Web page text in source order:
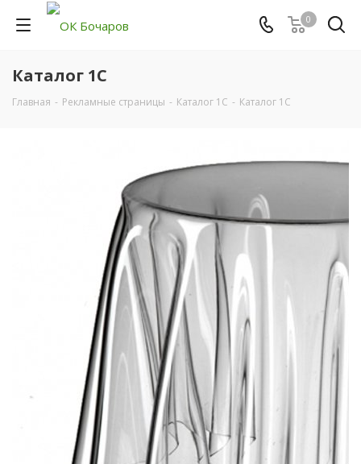
0
Каталог 1С
Главная - Рекламные страницы - Каталог 1С - Каталог 1С